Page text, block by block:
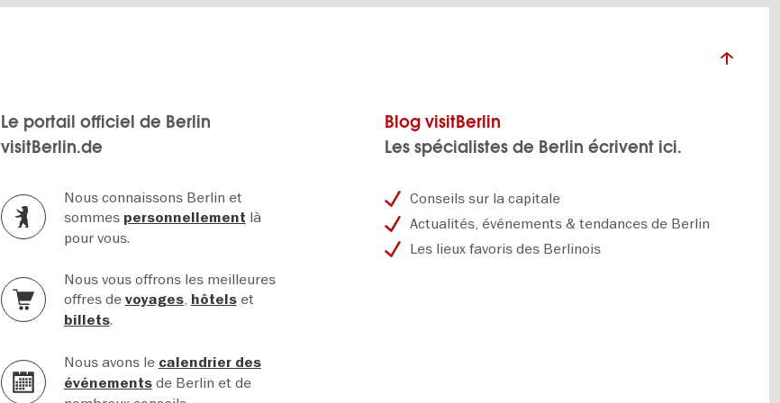
Le portail officiel de Berlin
visitBerlin.de
Nous connaissons Berlin et
sommes personnellement là
pour vous.
Nous vous offrons les meilleures
offres de voyages, hôtelset
billets.
Nous avons le calendrier des
événementsde Berlin et de
Blog visitBerlin
Les spécialistes de Berlin écrivent ici.
Conseils sur la capitale
Actualités, événements & tendances de Berlin
Les lieux favoris des Berlinois